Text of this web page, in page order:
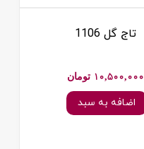
تاج گل 1106
10,500,000 تومان
اضافه به سبد